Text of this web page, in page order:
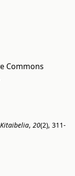
Commons
Kitaibelia, 20(2), 311-